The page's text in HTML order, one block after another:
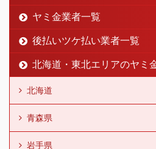
ヤミ金業者一覧
後払いツケ払い業者一覧
北海道・東北エリアのヤミ
北海道
青森県
岩手県